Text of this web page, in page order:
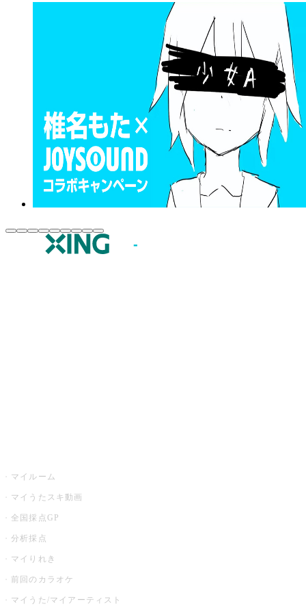
マイルーム
マイうたスキ動画
全国採点GP
分析採点
マイりれき
前回のカラオケ
マイうた/マイアーティスト